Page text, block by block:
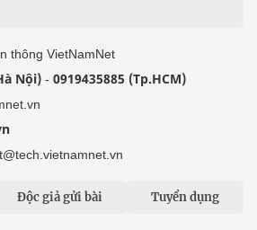
thông VietNamNet
Nội) - 0919435885 (Tp.HCM)
Độc giả gửi bài Tuyển dụng